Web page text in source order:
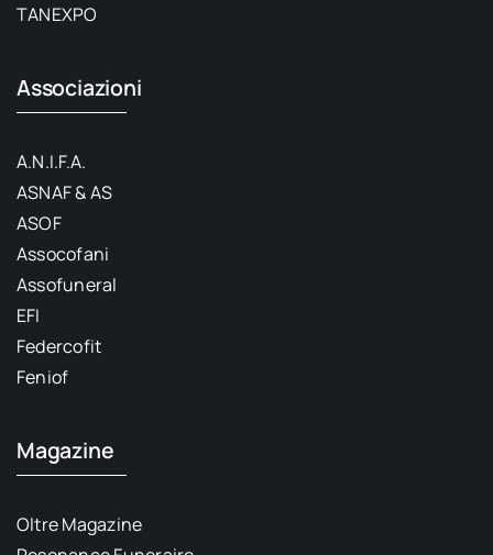
TANEXPO
Associazioni
A.N.I.F.A.
ASNAF & AS
ASOF
Assocofani
Assofuneral
EFI
Federcofit
Feniof
Magazine
Oltre Magazine